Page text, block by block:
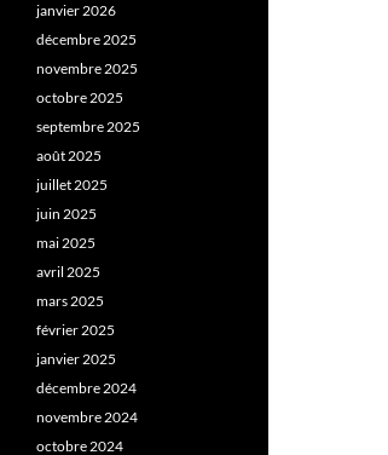
janvier 2026
décembre 2025
novembre 2025
octobre 2025
septembre 2025
août 2025
juillet 2025
juin 2025
mai 2025
avril 2025
mars 2025
février 2025
janvier 2025
décembre 2024
novembre 2024
octobre 2024